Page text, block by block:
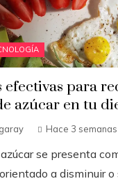
efectivas para
azúcar en tu
Hace 3 semanas
se presenta
a disminuir o